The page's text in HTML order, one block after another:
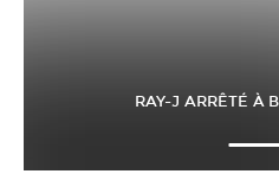
RAY-J ARRÊTÉ À